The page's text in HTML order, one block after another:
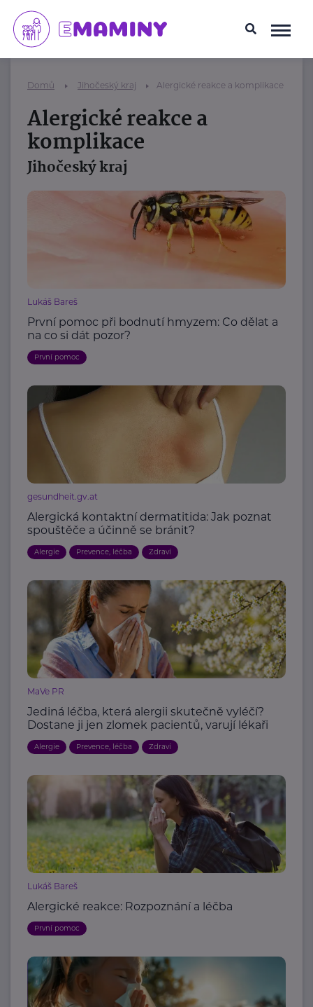
Domů Jihočeský kraj Alergické reakce a komplikace
Alergické reakce a
komplikace
Jihočeský kraj
Lukáš Bareš
První pomoc při bodnutí hmyzem: Co dělat a
na co si dát pozor?
První pomoc
gesundheit.gv.at
Alergická kontaktní dermatitida: Jak poznat
spouštěče a účinně se bránit?
Alergie Prevence, léčba Zdraví
MaVe PR
Jediná léčba, která alergii skutečně vyléčí?
Dostane ji jen zlomek pacientů, varují lékaři
Alergie Prevence, léčba Zdraví
Lukáš Bareš
Alergické reakce: Rozpoznání a léčba
První pomoc